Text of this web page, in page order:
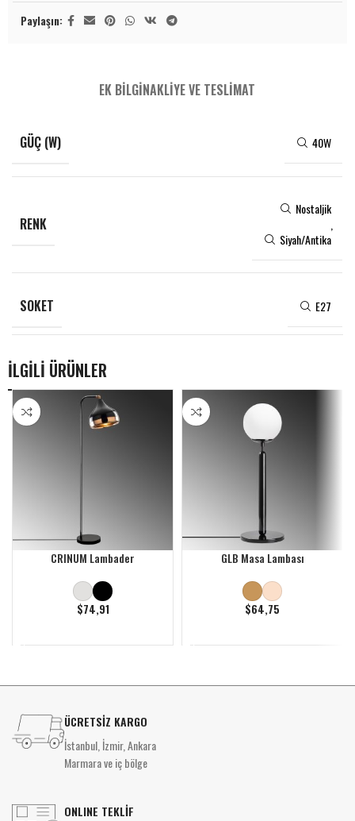
Paylaşın:
EK BILGINAKLIYE VE TESLIMAT
GÜÇ (W) 40W
RENK
Nostaljik
,
Siyah/Antika
SOKET E27
İLGİLİ ÜRÜNLER
CRINUM Lambader
$74,91
GLB Masa Lambası
$64,75
ÜCRETSİZ KARGO
İstanbul, İzmir, Ankara
Marmara ve iç bölge
ONLINE TEKLİF